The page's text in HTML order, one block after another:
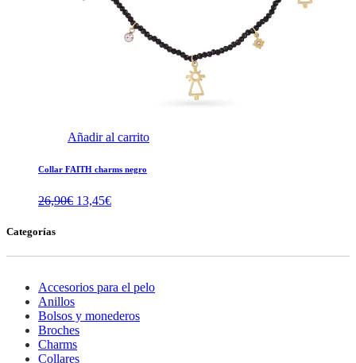
Añadir al carrito
Collar FAITH charms negro
26,90€ El
26,90€.
13,45€El
13,45€.
Categorías
Accesorios para el pelo
Anillos
Bolsos y monederos
Broches
Charms
Collares